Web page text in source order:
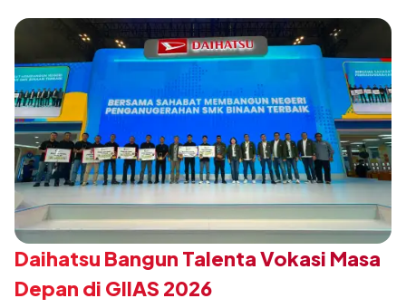
Daihatsu Bangun Talenta Vokasi Masa
Depan di GIIAS 2026